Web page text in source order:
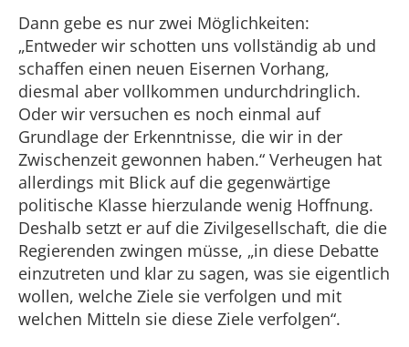
Dann gebe es nur zwei Möglichkeiten:
„Entweder wir schotten uns vollständig ab und
schaffen einen neuen Eisernen Vorhang,
diesmal aber vollkommen undurchdringlich.
Oder wir versuchen es noch einmal auf
Grundlage der Erkenntnisse, die wir in der
Zwischenzeit gewonnen haben.“ Verheugen hat
allerdings mit Blick auf die gegenwärtige
politische Klasse hierzulande wenig Hoffnung.
Deshalb setzt er auf die Zivilgesellschaft, die die
Regierenden zwingen müsse, „in diese Debatte
einzutreten und klar zu sagen, was sie eigentlich
wollen, welche Ziele sie verfolgen und mit
welchen Mitteln sie diese Ziele verfolgen“.